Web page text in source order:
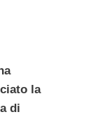
la
di